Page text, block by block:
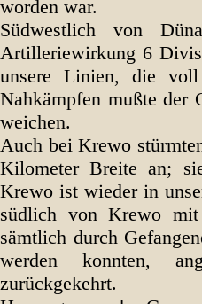
worden war.
Südwestlich von
Artilleriewirkung 6
unsere Linien, die voll
Nahkämpfen mußte der
weichen.
Auch bei Krewo
Kilometer Breite an;
Krewo ist wieder in
südlich von Krewo
sämtlich durch
werden konnten,
zurückgekehrt.